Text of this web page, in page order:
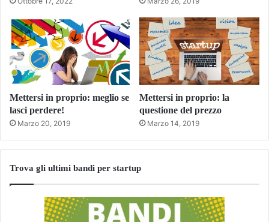
Mettersi in proprio: meglio se
lasci perdere!
Marzo 20, 2019
Mettersi in proprio: la
questione del prezzo
Marzo 14, 2019
Trova gli ultimi bandi per startup